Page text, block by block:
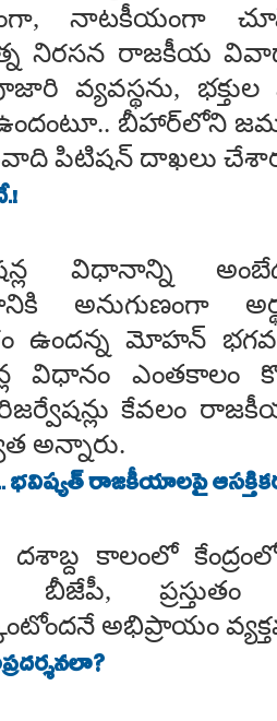
నాటకీయంగా
నిరసన రాజకీయ
వ్యవస్థను,
బీహార్‌లోని
పిటిషన్ దాఖలు
విధానాన్ని
అనుగుణంగా
ఉందన్న మోహన్
విధానం ఎంతకాలం
కేవలం
అన్నారు.
భవిష్యత్ రాజకీయాలపై
కాలంలో
బీజేపీ, ప్రస్తుతం
అభిప్రాయం